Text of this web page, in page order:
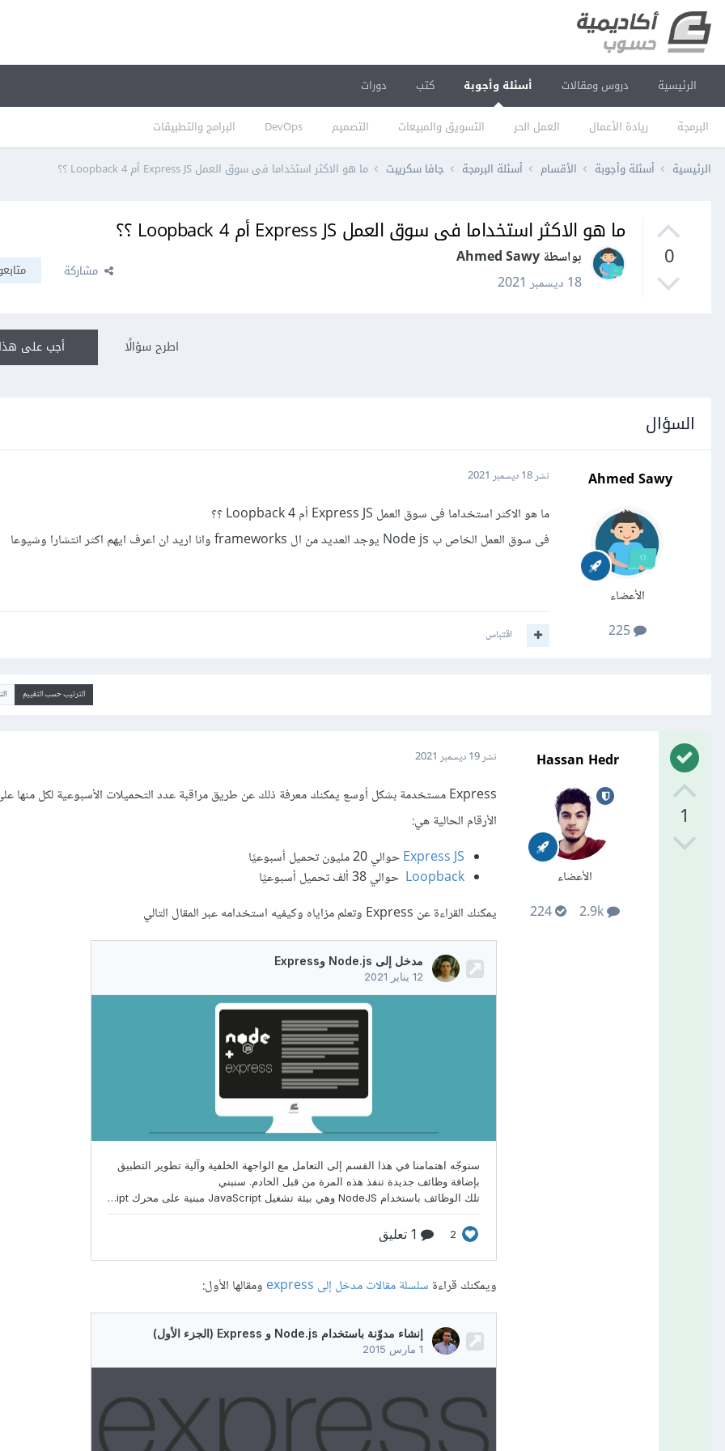
الرئيسية دروس ومقالات أسئلة وأجوبة
البرمجة ريادة الأعمال العمل الحر التسويق والمبيعات التصميم DevOps البرامج والتطبيقات
كتب دورات
الرئيسية أسئلة وأجوبة الأقسام أسئلة البرمجة جافا سكريبت ما هو الاكثر استخداما فى سوق العمل Express JS أم Loopback 4 ؟؟
0
ما هو الاكثر استخداما فى سوق العمل Express JS أم Loopback 4 ؟؟
بواسطة Ahmed Sawy
18 ديسمبر 2021
مشاركة
أجب على اطرح سؤالًا
السؤال
Ahmed Sawy
الأعضاء
225
نشر18 ديسمبر 2021
ما هو الاكثر استخداما فى سوق العمل Express JS أم Loopback 4 ؟؟
فى سوق العمل الخاص ب Node js يوجد العديد من ال frameworks وانا اريد ان اعرف ايهم اكثر انتشارا وشيوعا
اقتباس
الترتيب حسب التقييم
1
Hassan Hedr
الأعضاء
2.9k
224
نشر19 ديسمبر 2021
الأرقام الحالية هي:
Express JSحوالي 20 مليون تحميل أسبوعيًا
Loopback حوالي 38 ألف تحميل أسبوعيًا
يمكنك القراءة عن Express وتعلم مزاياه وكيفيه استخدامه عبر المقال التالي
ويمكنك قراءة سلسلة مقالات مدخل إلى express ومقالها الأول: